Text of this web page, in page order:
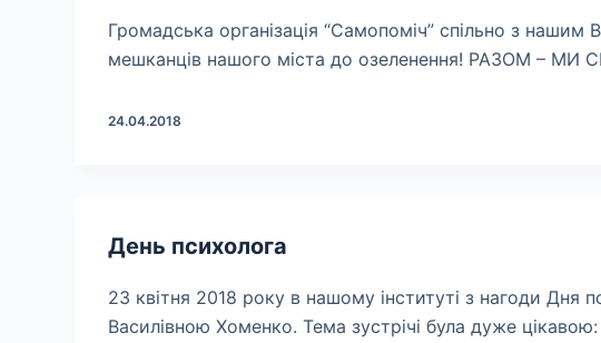
Громадська організація “Самопоміч” спільно з
мешканців нашого міста до озеленення! РАЗОМ – МИ
24.04.2018
День психолога
23 квітня 2018 року в нашому інституті з нагоди Дня
Василівною Хоменко. Тема зустрічі була дуже цікавою: